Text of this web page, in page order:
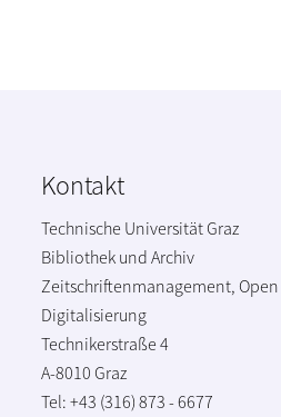
Kontakt
Technische Universität Graz
Bibliothek und Archiv
Zeitschriftenmanagement, Open
Digitalisierung
Technikerstraße 4
A-8010 Graz
Tel: +43 (316) 873 - 6677